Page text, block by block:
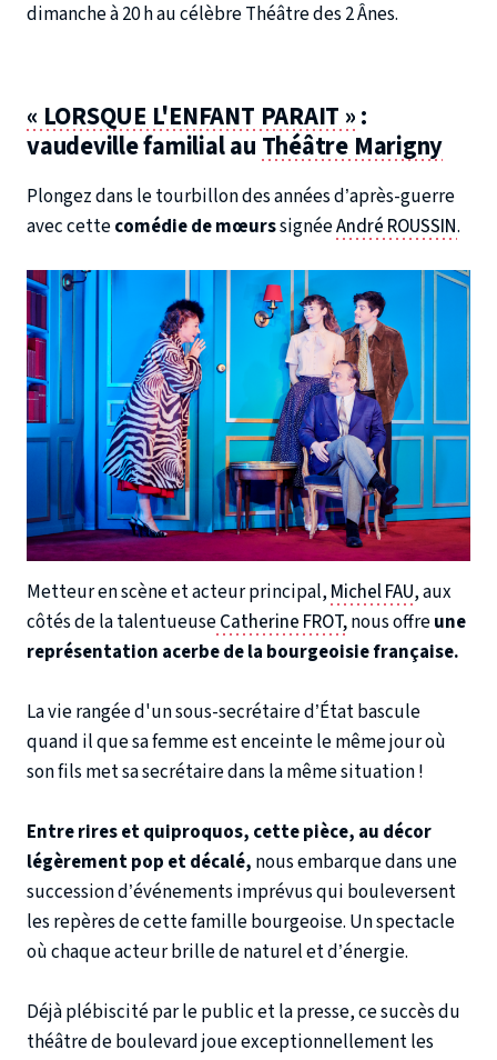
dimanche à 20 h au célèbre Théâtre des 2 Ânes.
« LORSQUE L'ENFANT PARAIT »:
vaudeville familial au Théâtre Marigny
Plongez dans le tourbillon des années d’après-guerre
avec cettecomédie de mœurssignéeAndré ROUSSIN.
Metteur en scène et acteur principal, Michel FAU, aux
côtés de la talentueuseCatherine FROT,nous offreune
représentation acerbe de la bourgeoisie française.
La vie rangée d'un sous-secrétaire d’État bascule
quand il que sa femme est enceinte le même jour où
son fils met sa secrétaire dans la même situation !
Entre rires et quiproquos, cette pièce, au décor
légèrement pop et décalé, nous embarque dans une
succession d’événements imprévus qui bouleversent
les repères de cette famille bourgeoise. Un spectacle
où chaque acteur brille de naturel et d’énergie.
Déjà plébiscité par le public et la presse, ce succès du
théâtre de boulevard joue exceptionnellement les